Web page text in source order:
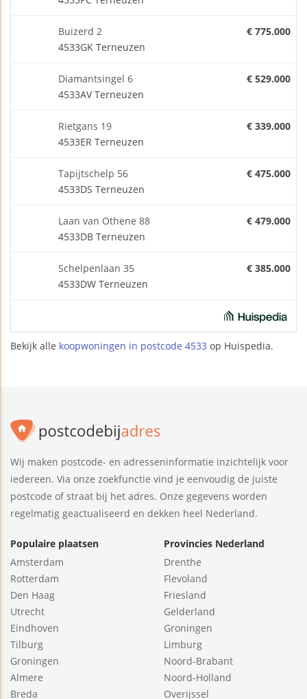
Buizerd 2
4533GK Terneuzen
€ 775.000
Diamantsingel 6
4533AV Terneuzen
€ 529.000
Rietgans 19
4533ER Terneuzen
€ 339.000
Tapijtschelp 56
4533DS Terneuzen
€ 475.000
Laan van Othene 88
4533DB Terneuzen
€ 479.000
Schelpenlaan 35
4533DW Terneuzen
€ 385.000
Bekijk alle koopwoningen in postcode 4533 op Huispedia.
Wij maken postcode- en adresseninformatie inzichtelijk voor
iedereen. Via onze zoekfunctie vind je eenvoudig de juiste
postcode of straat bij het adres. Onze gegevens worden
regelmatig geactualiseerd en dekken heel Nederland.
Populaire plaatsen
Amsterdam
Rotterdam
Den Haag
Utrecht
Eindhoven
Tilburg
Groningen
Almere
Breda
Provincies Nederland
Drenthe
Flevoland
Friesland
Gelderland
Groningen
Limburg
Noord-Brabant
Noord-Holland
Overijssel